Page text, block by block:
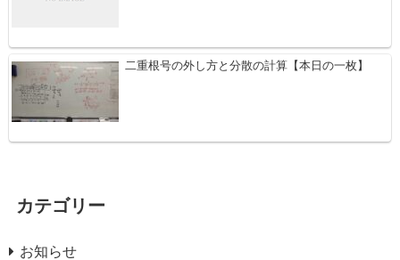
二重根号の外し方と分散の計算【本日の一枚】
カテゴリー
お知らせ